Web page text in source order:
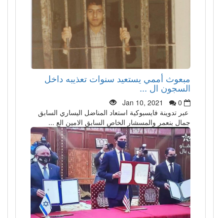
مبعوث أممي يستعيد سنوات تعذيبه داخل
السجون ال ...
Jan 10, 2021
0
عبر تدوينة فايسبوكية استعاد المناضل اليساري السابق
جمال بنعمر والمسشار الخاص السابق الامين الع ...